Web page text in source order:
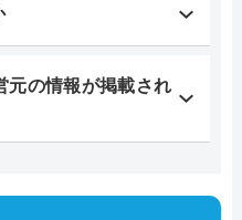
元の情報が掲載され